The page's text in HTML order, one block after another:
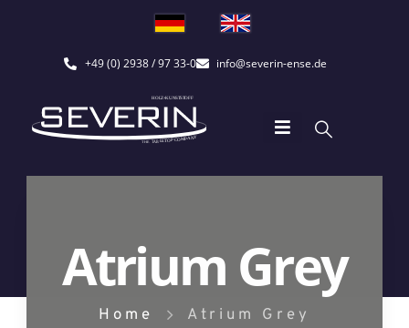
+49 (0) 2938 / 97 33-0 info@severin-ense.de
Atrium Grey
Home Atrium Grey